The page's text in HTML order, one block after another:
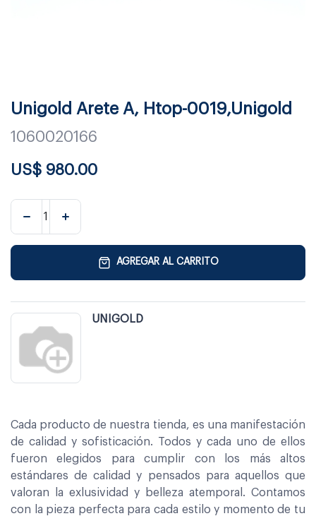
Unigold Arete A, Htop-0019,Unigold
1060020166
US$ 980.00
AGREGAR AL CARRITO
UNIGOLD
Cada producto de nuestra tienda, es una manifestación
de calidad y sofisticación. Todos y cada uno de ellos
fueron elegidos para cumplir con los más altos
estándares de calidad y pensados para aquellos que
valoran la exlusividad y belleza atemporal. Contamos
con la pieza perfecta para cada estilo y momento de tu